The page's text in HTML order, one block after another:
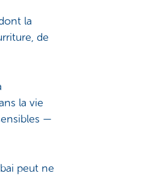
la
de
la vie
—
peut ne